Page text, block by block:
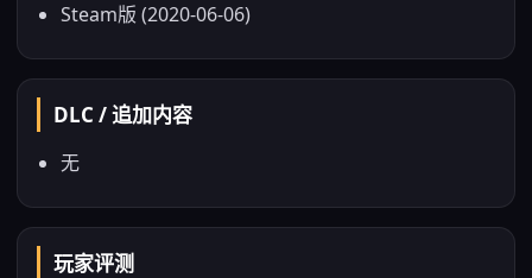
Steam版 (2020-06-06)
DLC / 追加内容
无
玩家评测